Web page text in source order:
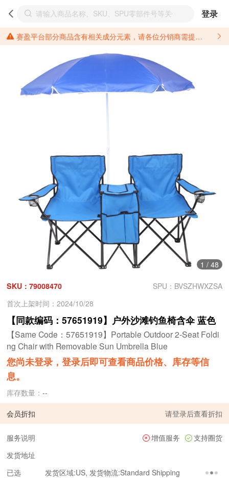
登录
赛盈平台部分商品含有相关成分元素，请各位分销商需提前了解产品材质情况，并针对其做好相关的风险把控，以免造成不必要的损失。 *美国加州65法案进一步规定了对于仅包含致癌物质，仅包含致生殖毒性物质，同时包含致癌物质和致生殖毒性物质，亦或是包含某一物质即为致癌物质又为致生殖毒性物质的产品的警示标语要求。 *新法案提供的警示标语修订并不是强制实施的，其只是避免昂贵诉讼的一种有效的方法。只要企业在保证其使用的另外的警示标语是“清晰和合理”并符合加州65法案要求的，那也是可以被接受的。*请充分了解第三方销售平台对商品上架规要求，并根据对应平台规则调整相关商品信息后进行上架，以免造成您不必要损失。 汽配产品上架注意事项： 不同第三方平台对于适配车型等信息的填写要求各有不同。例如：亚马逊明确禁止在产品标题、卖点和描述中直接使用适配车型的年份、品牌和型号信息；请您仔细研究并熟悉所销售平台关于汽配产品上架销售的具体规则，如果因上架的汽配产品信息填写不符合所销售平台要求，产生违规/侵权等问题所造成的损失需您自行承担。
1 / 48
SKU：79008470
SPU：BVSZHWXZSA
首次上架时间：2024/10/28
【同款编码：57651919】户外沙滩钓鱼椅含伞 蓝色
【Same Code：57651919】Portable Outdoor 2-Seat Foldi
ng Chair with Removable Sun Umbrella Blue
您尚未登录，登录后即可查看商品价格、库存等信
息。
库存数量：--
会员折扣 请登录后查看折扣
服务说明 增值服务
支持圈货
发货地址
已选
发货区域:US, 发货物流:Standard Shipping